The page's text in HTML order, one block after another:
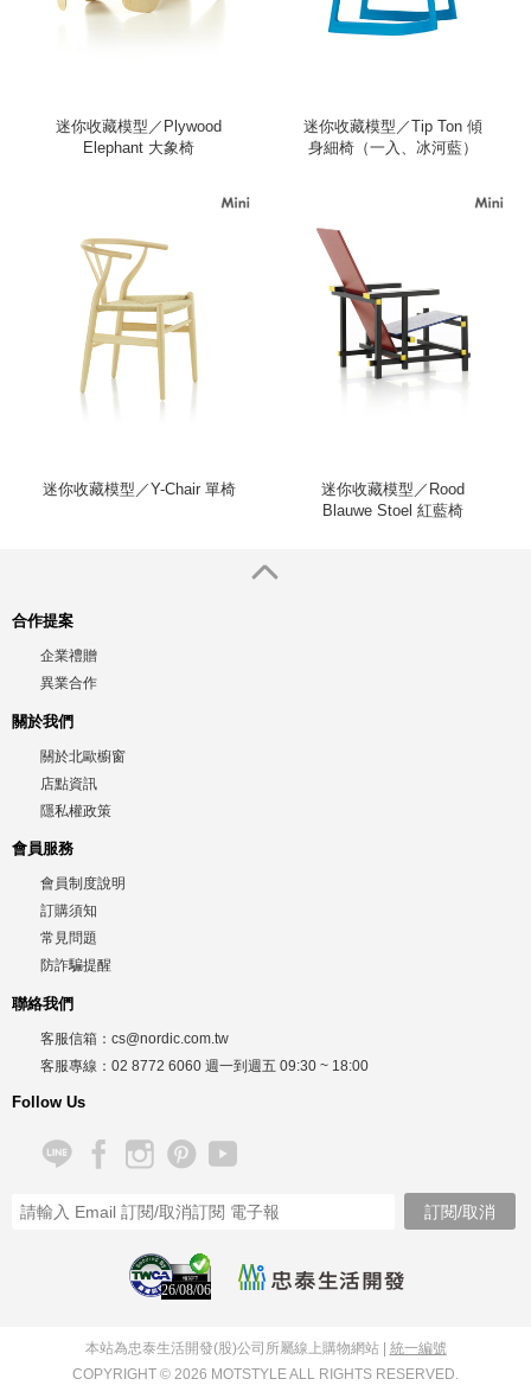
迷你收藏模型／Plywood
Elephant 大象椅
迷你收藏模型／Tip Ton 傾
身細椅（一入、冰河藍）
迷你收藏模型／Y-Chair 單椅
迷你收藏模型／Rood
Blauwe Stoel 紅藍椅
合作提案
企業禮贈
異業合作
關於我們
關於北歐櫥窗
店點資訊
隱私權政策
會員服務
會員制度說明
訂購須知
常見問題
防詐騙提醒
聯絡我們
客服信箱： cs@nordic.com.tw
客服專線： 02 8772 6060 週一到週五 09:30 ~ 18:00
Follow Us
26/08/06
本站為忠泰生活開發(股)公司所屬線上購物網站 | 統一編號
COPYRIGHT © 2026 MOTSTYLE ALL RIGHTS RESERVED.